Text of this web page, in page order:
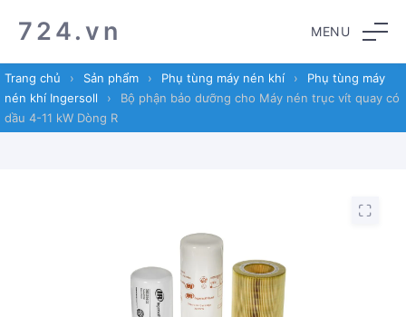
to
navigation
to
content
724.vn MENU
Trang chủ › Sản phẩm › Phụ tùng máy nén khí ›
Phụ tùng máy
nén khí Ingersoll
›
Bộ phận bảo dưỡng cho Máy nén trục vít quay có
dầu 4-11 kW Dòng R